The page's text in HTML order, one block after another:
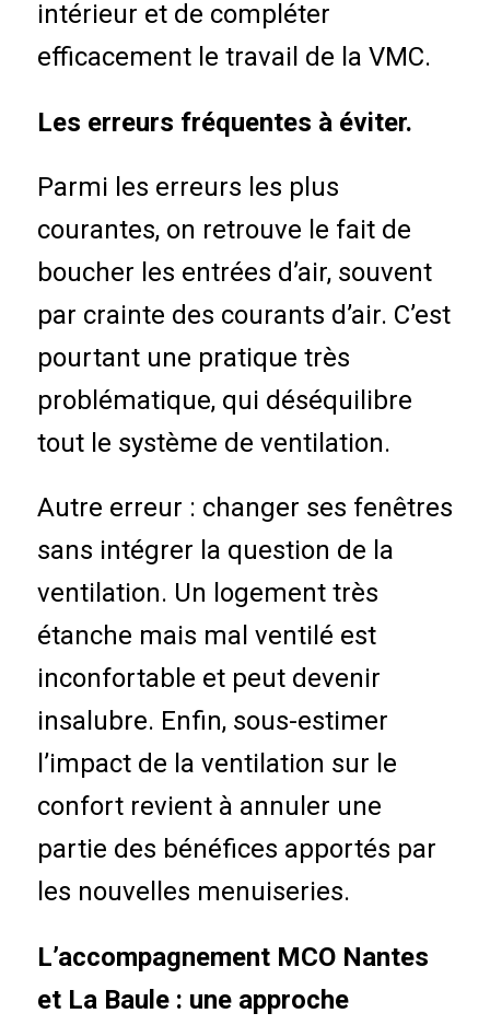
intérieur et de compléter
efficacement le travail de la VMC.
Les erreurs fréquentes à éviter.
Parmi les erreurs les plus
courantes, on retrouve le fait de
boucher les entrées d’air, souvent
par crainte des courants d’air. C’est
pourtant une pratique très
problématique, qui déséquilibre
tout le système de ventilation.
Autre erreur : changer ses fenêtres
sans intégrer la question de la
ventilation. Un logement très
étanche mais mal ventilé est
inconfortable et peut devenir
insalubre. Enfin, sous-estimer
l’impact de la ventilation sur le
confort revient à annuler une
partie des bénéfices apportés par
les nouvelles menuiseries.
L’accompagnement MCO Nantes
et La Baule : une approche